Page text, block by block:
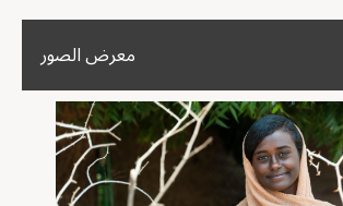
معرض الصور